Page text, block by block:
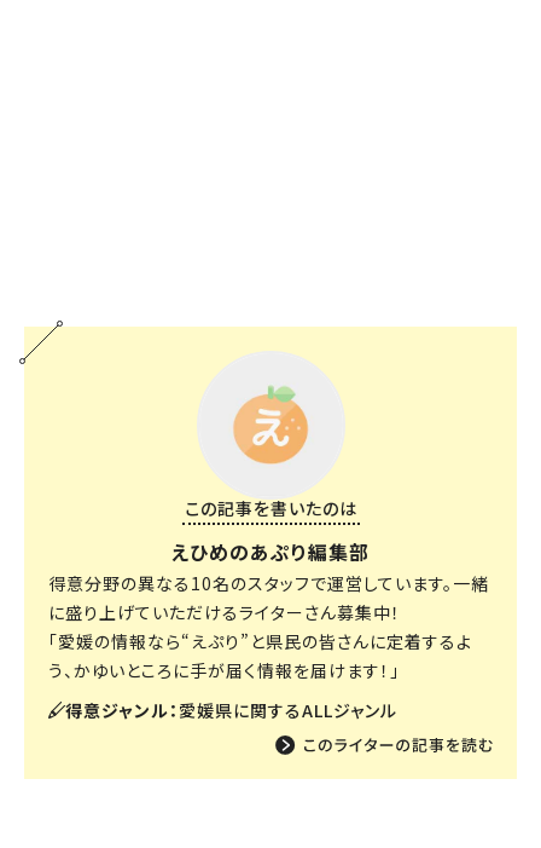
この記事を書いたのは
えひめのあぷり編集部
得意分野の異なる10名のスタッフで運営しています。一緒
に盛り上げていただけるライターさん募集中！
「愛媛の情報なら“えぷり”と県民の皆さんに定着するよ
う、かゆいところに手が届く情報を届けます！」
得意ジャンル： 愛媛県に関するALLジャンル